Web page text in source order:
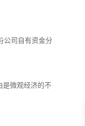
公司自有资金分
微观经济的不